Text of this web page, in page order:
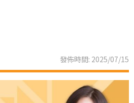
發佈時間: 2025/07/15